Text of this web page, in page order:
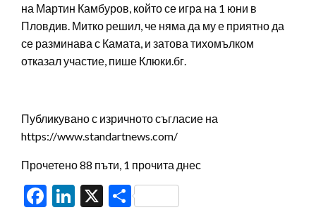
на Мартин Камбуров, който се игра на 1 юни в
Пловдив. Митко решил, че няма да му е приятно да
се разминава с Камата, и затова тихомълком
отказал участие, пише Клюки.бг.
Публикувано с изричното съгласие на
https://www.standartnews.com/
Прочетено 88 пъти, 1 прочита днес
Facebook
LinkedIn
X Share